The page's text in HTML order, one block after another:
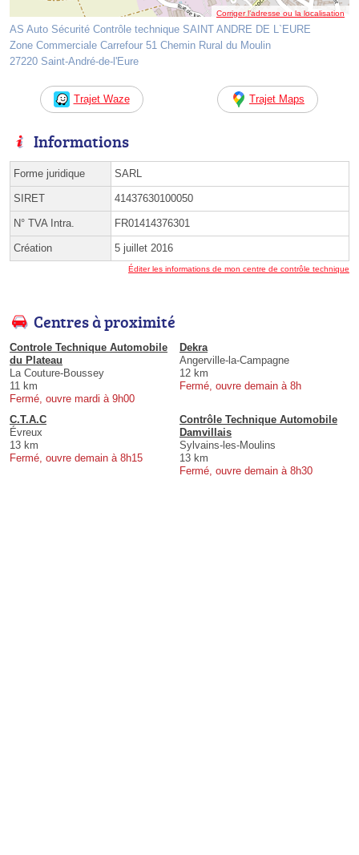
Corriger l’adresse ou la localisation
AS Auto Sécurité Contrôle technique SAINT ANDRE DE L`EURE
Zone Commerciale Carrefour 51 Chemin Rural du Moulin
27220 Saint-André-de-l'Eure
Trajet Waze Trajet Maps
Informations
Forme juridique SARL
SIRET 41437630100050
N° TVA Intra. FR01414376301
Création 5 juillet 2016
Éditer les informations de mon centre de contrôle technique
Centres à proximité
Controle Technique Automobile
du Plateau
La Couture-Boussey
11 km
Fermé, ouvre mardi à 9h00
Dekra
Angerville-la-Campagne
12 km
Fermé, ouvre demain à 8h
C.T.A.C
Évreux
13 km
Fermé, ouvre demain à 8h15
Contrôle Technique Automobile
Damvillais
Sylvains-les-Moulins
13 km
Fermé, ouvre demain à 8h30